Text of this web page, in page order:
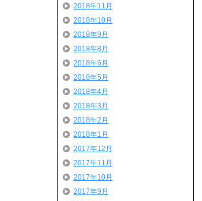
2018年11月
2018年10月
2018年9月
2018年8月
2018年6月
2018年5月
2018年4月
2018年3月
2018年2月
2018年1月
2017年12月
2017年11月
2017年10月
2017年9月